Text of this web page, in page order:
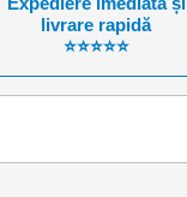
livrare rapidă
⭐⭐⭐⭐⭐